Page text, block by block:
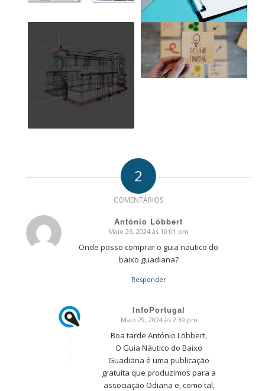
2
COMENTÁRIOS
António Löbbert
Maio 26, 2024 às 10:01 pm
Onde posso comprar o guia nautico do
baixo guadiana?
Responder
InfoPortugal
Maio 29, 2024 às 2:39 pm
Boa tarde António Löbbert,
O Guia Náutico do Baixo
Guadiana é uma publicação
gratuita que produzimos para a
associação Odiana e, como tal,